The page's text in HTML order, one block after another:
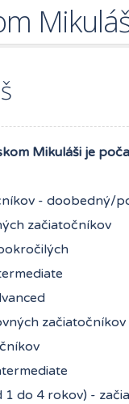
Mikuláši je
- doobedný/
začiatočníkov
začiatočníkov
do 4 rokov) -